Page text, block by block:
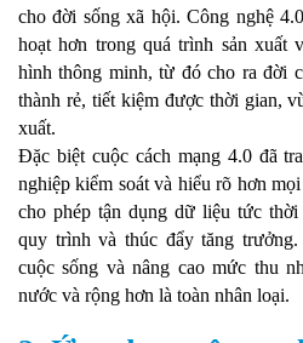
cho đời sống xã hội. Công nghệ
hoạt hơn trong quá trình sản xuất
hình thông minh, từ đó cho ra đời
thành rẻ, tiết kiệm được thời gian,
xuất.
Đặc biệt cuộc cách mạng 4.0 đã
nghiệp kiểm soát và hiểu rõ hơn
cho phép tận dụng dữ liệu tức thời
quy trình và thúc đẩy tăng
cuộc sống và nâng cao mức thu
nước và rộng hơn là toàn nhân loại.